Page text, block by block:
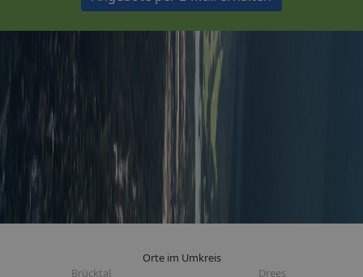
Orte im Umkreis
Brücktal
Drees